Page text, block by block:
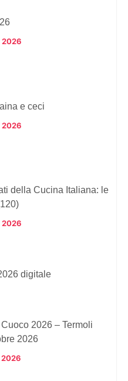
2026
e ceci
2026
della Cucina Italiana: le
2026
digitale
2026 – Termoli
2026
2026